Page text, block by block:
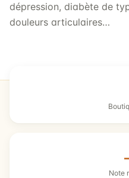
dépression, diabète de
douleurs articulaires…
Note